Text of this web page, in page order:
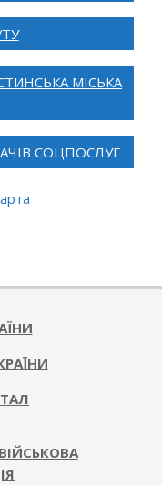
МІСЬКА
СОЦПОСЛУГ